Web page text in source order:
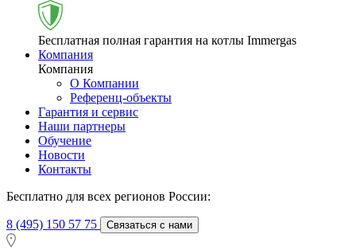
Бесплатная полная гарантия на котлы Immergas
Компания
Компания
О Компании
Референц-объекты
Гарантия и сервис
Наши партнеры
Обучение
Новости
Контакты
Бесплатно для всех регионов России:
8 (495) 150 57 75 Связаться с нами